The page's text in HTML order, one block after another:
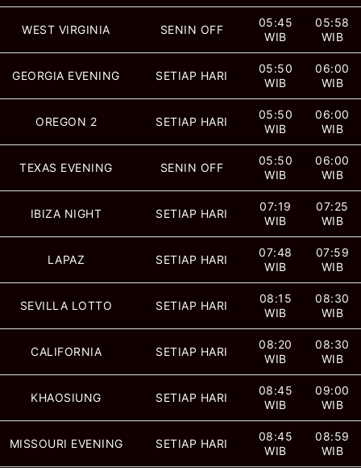
WEST VIRGINIA SENIN OFF
05:45
WIB
05:58
WIB
GEORGIA EVENING SETIAP HARI
05:50
WIB
06:00
WIB
OREGON 2 SETIAP HARI
05:50
WIB
06:00
WIB
TEXAS EVENING SENIN OFF
05:50
WIB
06:00
WIB
IBIZA NIGHT SETIAP HARI
07:19
WIB
07:25
WIB
LAPAZ SETIAP HARI
07:48
WIB
07:59
WIB
SEVILLA LOTTO SETIAP HARI
08:15
WIB
08:30
WIB
CALIFORNIA SETIAP HARI
08:20
WIB
08:30
WIB
KHAOSIUNG SETIAP HARI
08:45
WIB
09:00
WIB
MISSOURI EVENING SETIAP HARI
08:45
WIB
08:59
WIB